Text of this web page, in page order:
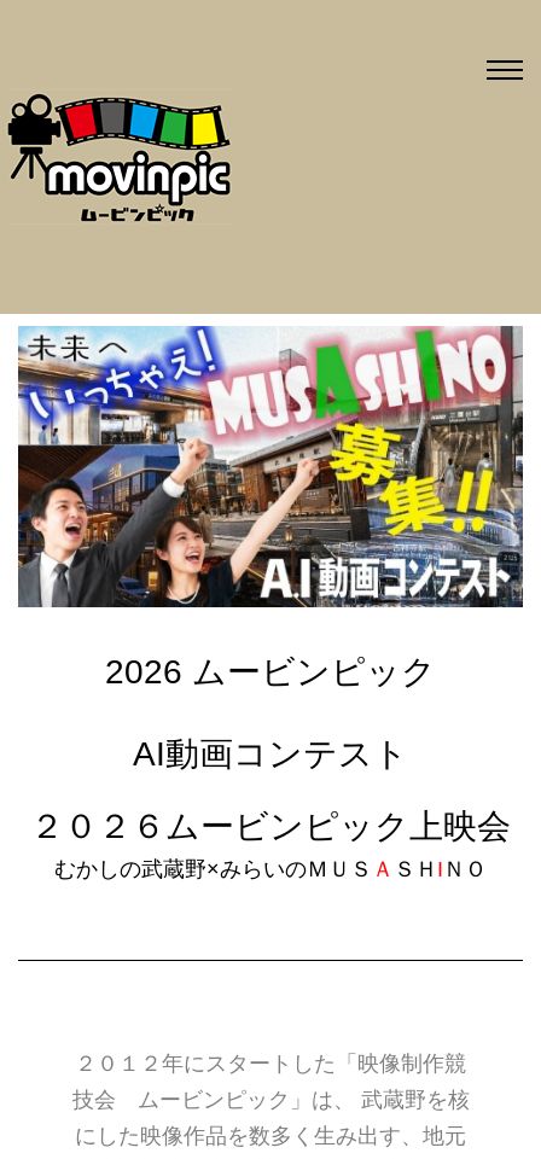
2026 ムービンピック
AI動画コンテスト
２０２６ムービンピック上映会
むかしの武蔵野×みらいのＭＵＳ Ａ ＳＨ I ＮＯ
２０１２年にスタートした「映像制作競
技会 ムービンピック」は、 武蔵野を核
にした映像作品を数多く生み出す、地元